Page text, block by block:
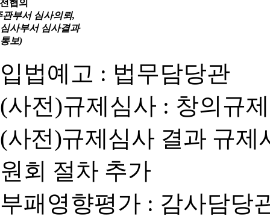
협의
관부서 심사의뢰,
심사부서 심사결과
통보)
입법예고 : 법무담당관
(사전)규제심사 : 창의규
(사전)규제심사 결과 규
원회 절차 추가
부패영향평가 : 감사담당